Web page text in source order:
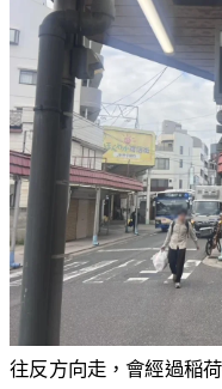
往反方向走，會經過稲